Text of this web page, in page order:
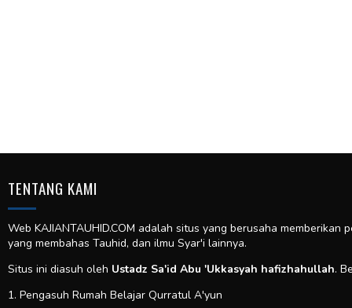
TENTANG KAMI
Web KAJIANTAUHID.COM adalah situs yang berusaha
yang membahas Tauhid, dan ilmu Syar'i lainnya.
Situs ini diasuh oleh Ustadz Sa'id Abu 'Ukkasyah hafizhahullah.
1. Pengasuh Rumah Belajar Qurratul A'yun